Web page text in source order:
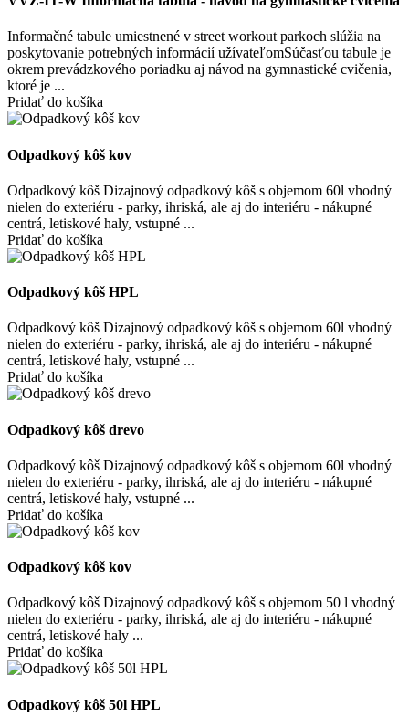
Informačné tabule umiestnené v street workout parkoch slúžia na
poskytovanie potrebných informácií užívateľomSúčasťou tabule je
okrem prevádzkového poriadku aj návod na gymnastické cvičenia,
ktoré je ...
Pridať do košíka
Odpadkový kôš kov
Odpadkový kôš Dizajnový odpadkový kôš s objemom 60l vhodný
nielen do exteriéru - parky, ihriská, ale aj do interiéru - nákupné
centrá, letiskové haly, vstupné ...
Pridať do košíka
Odpadkový kôš HPL
Odpadkový kôš Dizajnový odpadkový kôš s objemom 60l vhodný
nielen do exteriéru - parky, ihriská, ale aj do interiéru - nákupné
centrá, letiskové haly, vstupné ...
Pridať do košíka
Odpadkový kôš drevo
Odpadkový kôš Dizajnový odpadkový kôš s objemom 60l vhodný
nielen do exteriéru - parky, ihriská, ale aj do interiéru - nákupné
centrá, letiskové haly, vstupné ...
Pridať do košíka
Odpadkový kôš kov
Odpadkový kôš Dizajnový odpadkový kôš s objemom 50 l vhodný
nielen do exteriéru - parky, ihriská, ale aj do interiéru - nákupné
centrá, letiskové haly ...
Pridať do košíka
Odpadkový kôš 50l HPL